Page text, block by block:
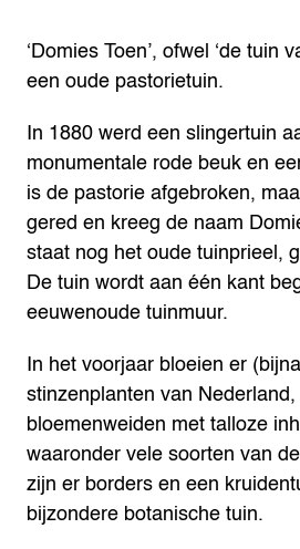
‘Domies Toen’, ofwel ‘de tuin
een oude pastorietuin.
In 1880 werd een slingertuin
monumentale rode beuk en
is de pastorie afgebroken,
gered en kreeg de naam
staat nog het oude tuinprieel,
De tuin wordt aan één kant
eeuwenoude tuinmuur.
In het voorjaar bloeien er
stinzenplanten van
bloemenweiden met talloze
waaronder vele soorten van
zijn er borders en een
bijzondere botanische tuin.